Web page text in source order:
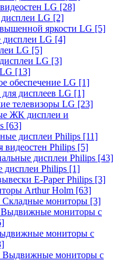
LG [28]
LG [2]
яркости LG [5]
дисплеи LG [4]
LG [5]
LG [3]
[13]
обеспечение LG [1]
дисплеев LG [1]
телевизоры LG [23]
ЖК дисплеи и
[63]
дисплеи Philips [11]
видеостен Philips [5]
дисплеи Philips [43]
дисплеи Philips [1]
E-Paper Philips [3]
Arthur Holm [63]
мониторы [3]
мониторы с
мониторы с
Выдвижные мониторы с